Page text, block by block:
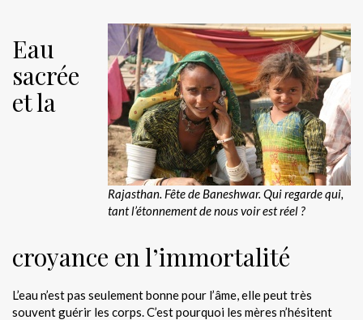
Rajasthan. Fête de Baneshwar. Qui regarde qui,
tant l’étonnement de nous voir est réel ?
Eau
sacrée
et la
croyance en l’immortalité
L’eau n’est pas seulement bonne pour l’âme, elle peut très
souvent guérir les corps. C’est pourquoi les mères n’hésitent